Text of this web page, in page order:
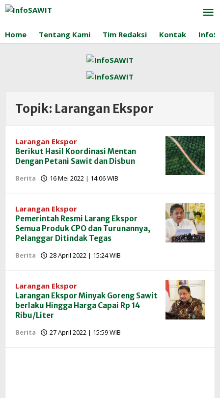
Lewati
Home
Tentang Kami Tim Redaksi Kontak
Topik: Larangan Ekspor
Larangan Ekspor
Berikut Hasil Koordinasi Mentan
Dengan Petani Sawit dan Disbun
Berita 16 Mei 2022 | 14:06 WIB
InfoSAWIT
Larangan Ekspor
Pemerintah Resmi Larang Ekspor
Semua Produk CPO dan Turunannya,
Pelanggar Ditindak Tegas
Berita 28 April 2022 | 15:24 WIB
InfoSAWIT
Larangan Ekspor
Larangan Ekspor Minyak Goreng Sawit
berlaku Hingga Harga Capai Rp 14
Ribu/Liter
Berita 27 April 2022 | 15:59 WIB
InfoSAWIT